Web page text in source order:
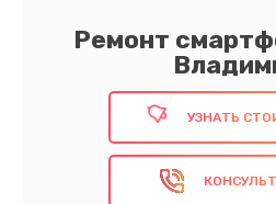
Ремонт
УЗНАТЬ